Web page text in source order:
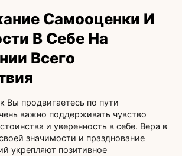
Самооценки И
В Себе На
Всего
Вы продвигаетесь по пути
важно поддерживать чувство
и уверенность в себе. Вера в
значимости и празднование
укрепляют позитивное